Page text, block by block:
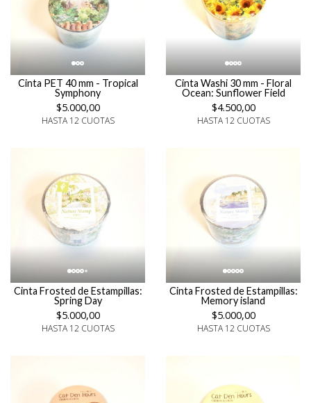
Cinta PET 40 mm - Tropical
Symphony
$5.000,00
HASTA 12 CUOTAS
Cinta Washi 30 mm - Floral
Ocean: Sunflower Field
$4.500,00
HASTA 12 CUOTAS
Cinta Frosted de Estampillas:
Spring Day
$5.000,00
HASTA 12 CUOTAS
Cinta Frosted de Estampillas:
Memory island
$5.000,00
HASTA 12 CUOTAS